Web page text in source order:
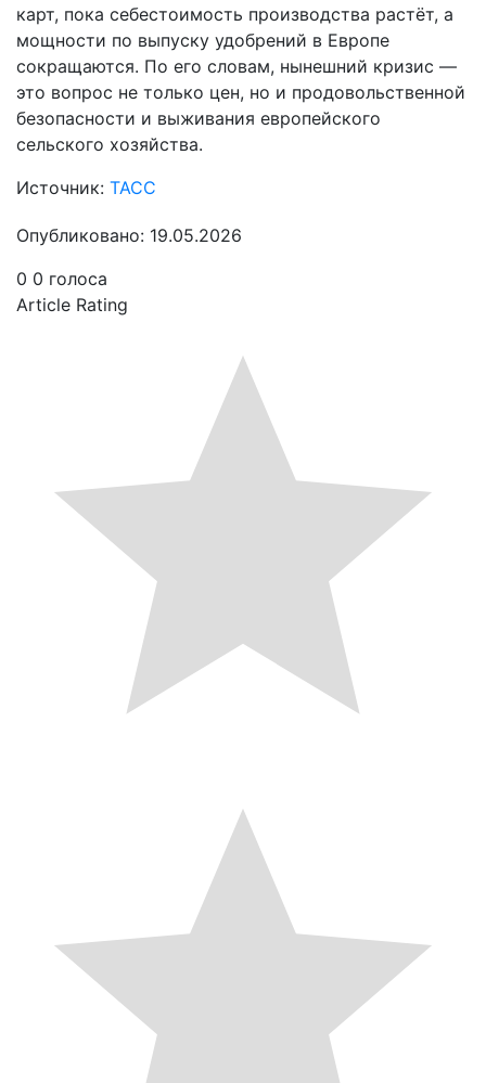
карт, пока себестоимость производства растёт, а
мощности по выпуску удобрений в Европе
сокращаются. По его словам, нынешний кризис —
это вопрос не только цен, но и продовольственной
безопасности и выживания европейского
сельского хозяйства.
Источник: ТАСС
Опубликовано: 19.05.2026
0 0 голоса
Article Rating